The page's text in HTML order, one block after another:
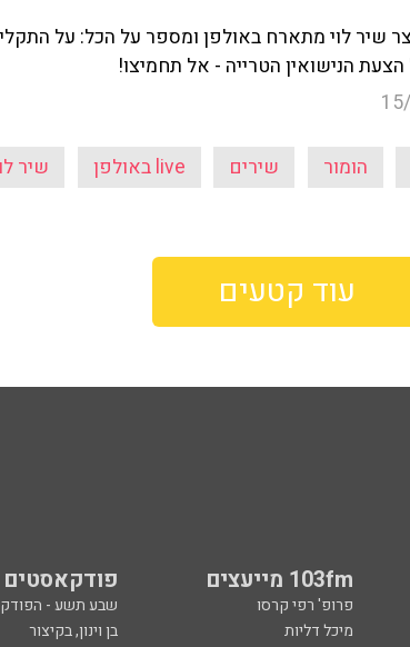
שיר לוי מתארח באולפן ומספר על הכל: על
הצעת הנישואין הטרייה - אל תחמיצו!
הומור שירים live באולפן שיר
עוד קטעים
103fm מייעצים פודקאסטים
פרופ' רפי קרסו שבע תשע -
מיכל דליות בן וינון, בקיצור